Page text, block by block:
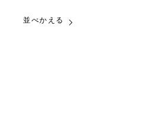
並べかえる